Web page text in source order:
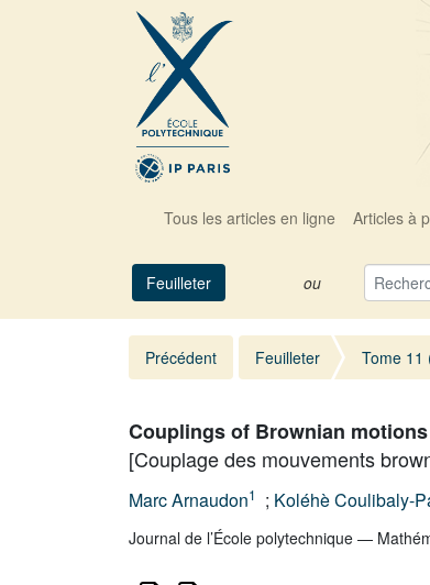
Tous les articles en ligne Articles à
Feuilleter ou
Précédent Feuilleter Tome 11
Couplings of Brownian
[Couplage des mouvements
Marc Arnaudon1 ; Koléhè Coulibaly-
Journal de l’École polytechnique —